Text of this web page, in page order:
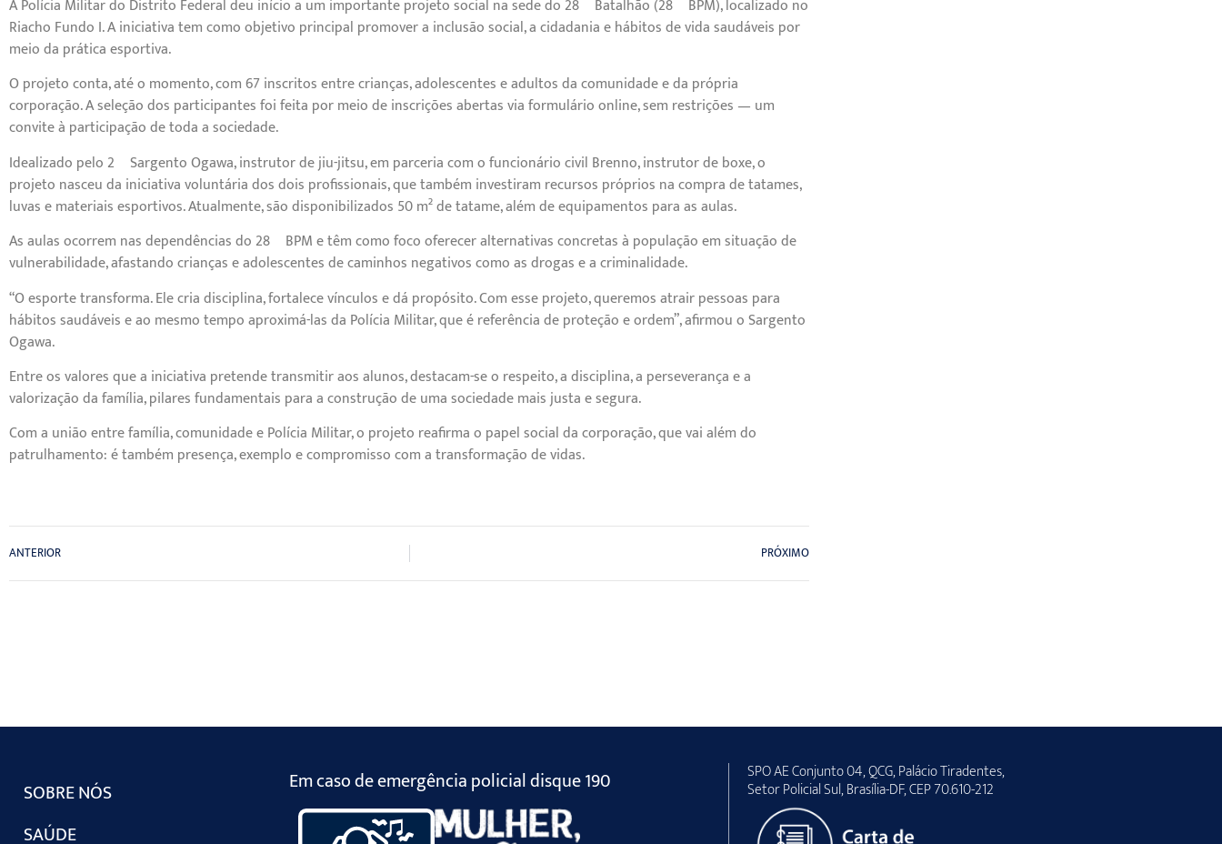
A Polícia Militar do Distrito Federal deu início a um importante projeto social na sede do 28º Batalhão (28º BPM), localizado no
Riacho Fundo I. A iniciativa tem como objetivo principal promover a inclusão social, a cidadania e hábitos de vida saudáveis por
meio da prática esportiva.
O projeto conta, até o momento, com 67 inscritos entre crianças, adolescentes e adultos da comunidade e da própria
corporação. A seleção dos participantes foi feita por meio de inscrições abertas via formulário online, sem restrições — um
convite à participação de toda a sociedade.
Idealizado pelo 2º Sargento Ogawa, instrutor de jiu-jitsu, em parceria com o funcionário civil Brenno, instrutor de boxe, o
projeto nasceu da iniciativa voluntária dos dois profissionais, que também investiram recursos próprios na compra de tatames,
luvas e materiais esportivos. Atualmente, são disponibilizados 50 m² de tatame, além de equipamentos para as aulas.
As aulas ocorrem nas dependências do 28º BPM e têm como foco oferecer alternativas concretas à população em situação de
vulnerabilidade, afastando crianças e adolescentes de caminhos negativos como as drogas e a criminalidade.
“O esporte transforma. Ele cria disciplina, fortalece vínculos e dá propósito. Com esse projeto, queremos atrair pessoas para
hábitos saudáveis e ao mesmo tempo aproximá-las da Polícia Militar, que é referência de proteção e ordem”, afirmou o Sargento
Ogawa.
Entre os valores que a iniciativa pretende transmitir aos alunos, destacam-se o respeito, a disciplina, a perseverança e a
valorização da família, pilares fundamentais para a construção de uma sociedade mais justa e segura.
Com a união entre família, comunidade e Polícia Militar, o projeto reafirma o papel social da corporação, que vai além do
patrulhamento: é também presença, exemplo e compromisso com a transformação de vidas.
ANTERIOR PRÓXIMO
SOBRE NÓS
SAÚDE
Em caso de emergência policial disque 190 SPO AE Conjunto 04, QCG, Palácio Tiradentes,
Setor Policial Sul, Brasília-DF, CEP 70.610-212